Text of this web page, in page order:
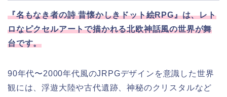
『名もなき者の詩 昔懐かしきドット絵RPG』は、レト
ロなピクセルアートで描かれる北欧神話風の世界が舞
台です。
90年代〜2000年代風のJRPGデザインを意識した世界
観には、浮遊大陸や古代遺跡、神秘のクリスタルなど